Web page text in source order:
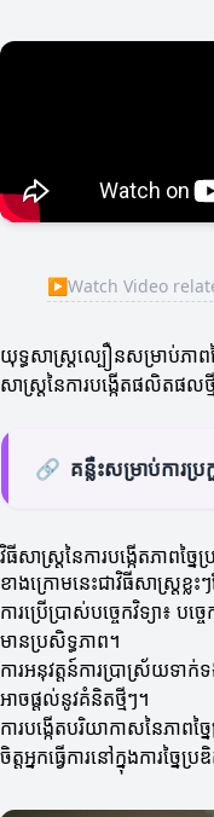
▶Watch Video
យុទ្ធសាស្ត្រល្បឿនសម្រាប់ភាព
សាស្ត្រនៃការបង្កើតផលិតផលថ្
🔗 គន្លឺះសម្រាប់កា
វិធីសាស្រ្តនៃការបង្កើតភាពច្នៃ
ខាងក្រោមនេះជាវិធីសាស្ត្រខ្ល
ការប្រើប្រាស់បច្ចេកវិទ្យា៖ ប
មានប្រសិទ្ធភាព។
ការអនុវត្តន៍ការប្រាស្រ័យទា
អាចផ្តល់នូវគំនិតថ្មីៗ។
ការបង្កើតបរិយាកាសនៃភា
ចិត្តអ្នកធ្វើការនៅក្នុងការច្នៃប្រ